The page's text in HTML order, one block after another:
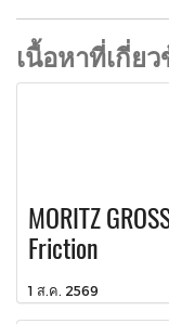
เนื้อหาที่เกี่ยว
MORITZ
Friction
1 ส.ค. 2569